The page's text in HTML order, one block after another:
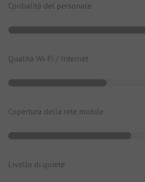
Cordialità del personale
Qualità Wi-Fi / Internet
Copertura della rete mobile
Livello di quiete